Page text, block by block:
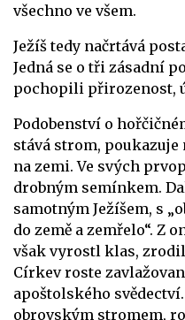
všechno ve všem.
Ježíš tedy načrtává
Jedná se o tři zásadní
pochopili přirozenost,
Podobenství o
stává strom,
na zemi. Ve svých
drobným semínkem.
samotným Ježíšem, s
do země a zemřelo“. Z
však vyrostl klas,
Církev roste
apoštolského
obrovským stromem,